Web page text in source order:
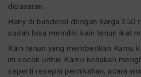
dipasaran.
Hany di banderol dengan harga 250
sudah bisa memiliki kain tenun ikat
Kain tenun yang memberikan Kamu
ini cocok untuk Kamu kenakan
seperti resepsi pernikahan, acara